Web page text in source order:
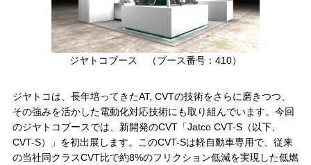
ジヤトコブース （ブース番号：410）
ジヤトコは、長年培ってきたAT, CVTの技術をさらに磨きつつ、
その強みを活かした電動化対応技術にも取り組んでいます。今回
のジヤトコブースでは、新開発のCVT「Jatco CVT-S（以下、
CVT-S）」を初出展します。このCVT-Sは軽自動車専用で、従来
の当社同クラスCVT比で約8%のフリクション低減を実現した低燃